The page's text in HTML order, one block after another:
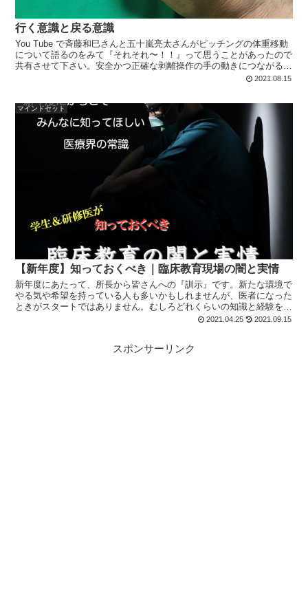
行く意識と戻る意識
You Tube で斉藤和巳さんと五十嵐亮太さんがピッチングの体重移動
について語るのをみて『それそれ〜！！』って思うことがあったので
共有させて下さい。安全かつ正確な剥離操作の手の動きにつながるポ
2021.08.15
マインドセット
【新年度】知っておくべき｜臨床教育現場の闇と実情
新年度にあたって、所長から皆さんへの『訓示』です。新たな環境で
やる気や希望を持っている人も多いかもしれませんが、医者になった
ときがスタートではありません。むしろどれくらいの知識と経験を積
んで医者のスタートに立ったか？が重要です。自分の選択肢を狭めな
2021.04.25 2021.09.15
スポンサーリンク